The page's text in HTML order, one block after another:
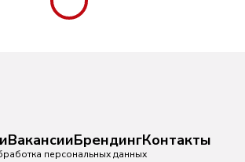
ВакансииБрендингКонтакты
персональных данных